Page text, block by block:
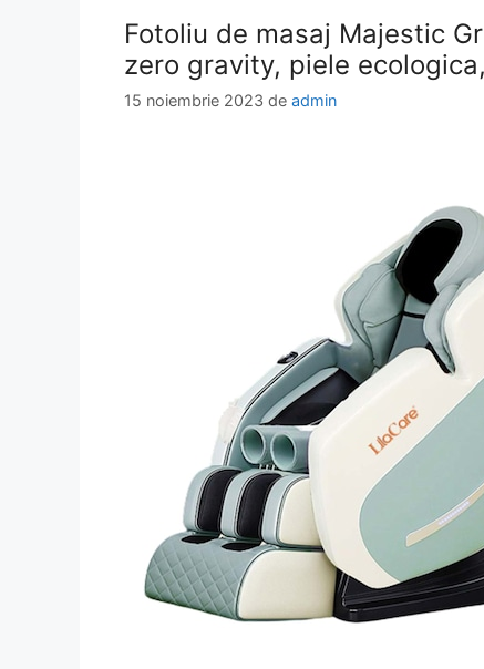
Fotoliu de masaj Majestic
zero gravity, piele
15 noiembrie 2023 de admin